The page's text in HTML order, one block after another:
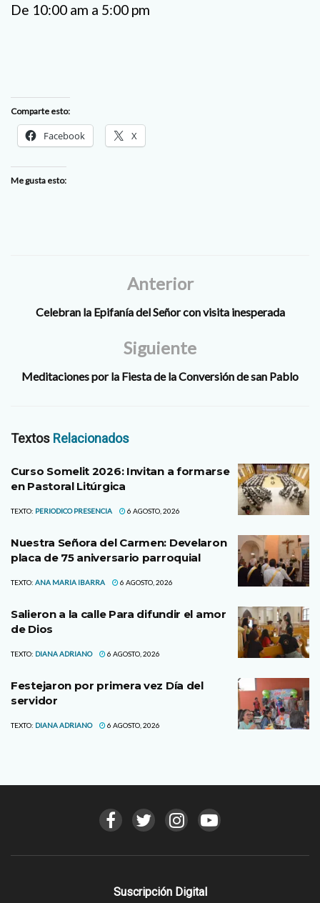
De 10:00 am a 5:00 pm
Comparte esto:
Facebook X
Me gusta esto:
Anterior
Celebran la Epifanía del Señor con visita inesperada
Siguiente
Meditaciones por la Fiesta de la Conversión de san Pablo
Textos Relacionados
Curso Somelit 2026: Invitan a formarse
en Pastoral Litúrgica
TEXTO: PERIODICO PRESENCIA 6 AGOSTO, 2026
Nuestra Señora del Carmen: Develaron
placa de 75 aniversario parroquial
TEXTO: ANA MARIA IBARRA 6 AGOSTO, 2026
Salieron a la calle Para difundir el amor
de Dios
TEXTO: DIANA ADRIANO 6 AGOSTO, 2026
Festejaron por primera vez Día del
servidor
TEXTO: DIANA ADRIANO 6 AGOSTO, 2026
Suscripción Digital